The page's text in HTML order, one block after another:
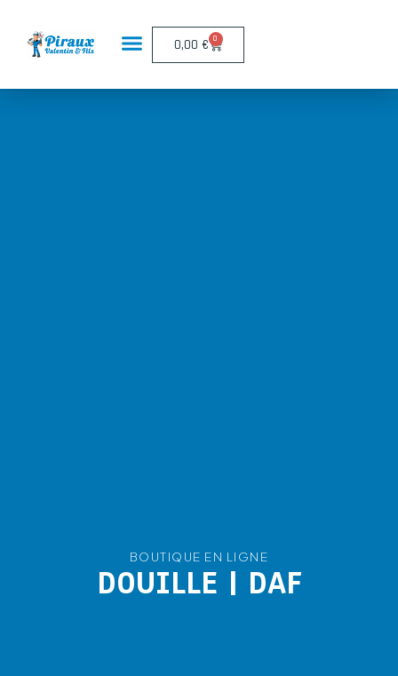
0,00 € 0
BOUTIQUE EN LIGNE
DOUILLE | DAF